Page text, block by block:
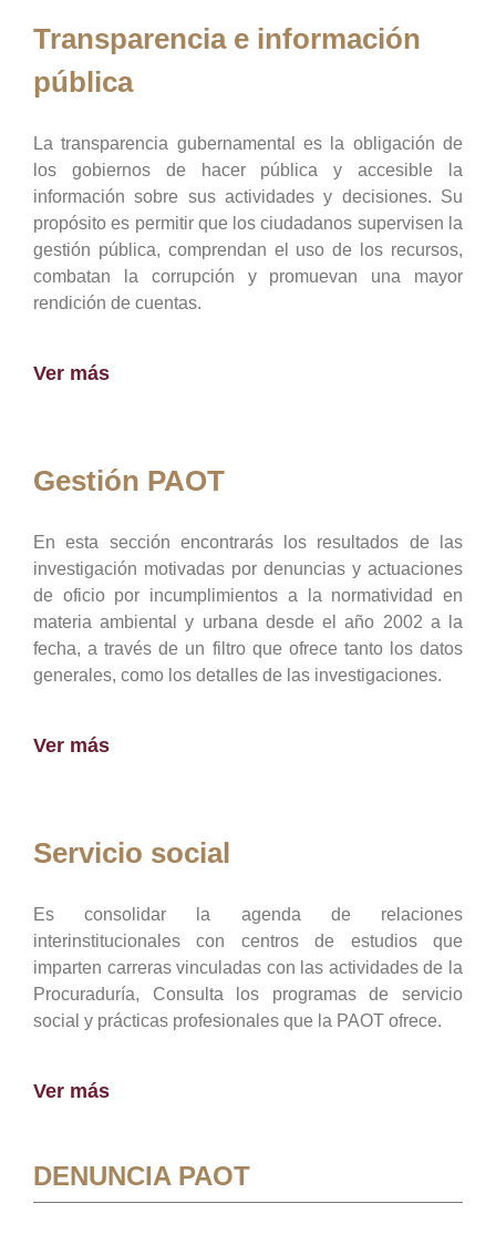
Transparencia e información
pública
La transparencia gubernamental es la obligación de
los gobiernos de hacer pública y accesible la
información sobre sus actividades y decisiones. Su
propósito es permitir que los ciudadanos supervisen la
gestión pública, comprendan el uso de los recursos,
combatan la corrupción y promuevan una mayor
rendición de cuentas.
Ver más
Gestión PAOT
En esta sección encontrarás los resultados de las
investigación motivadas por denuncias y actuaciones
de oficio por incumplimientos a la normatividad en
materia ambiental y urbana desde el año 2002 a la
fecha, a través de un filtro que ofrece tanto los datos
generales, como los detalles de las investigaciones.
Ver más
Servicio social
Es consolidar la agenda de relaciones
interinstitucionales con centros de estudios que
imparten carreras vinculadas con las actividades de la
Procuraduría, Consulta los programas de servicio
social y prácticas profesionales que la PAOT ofrece.
Ver más
DENUNCIA PAOT